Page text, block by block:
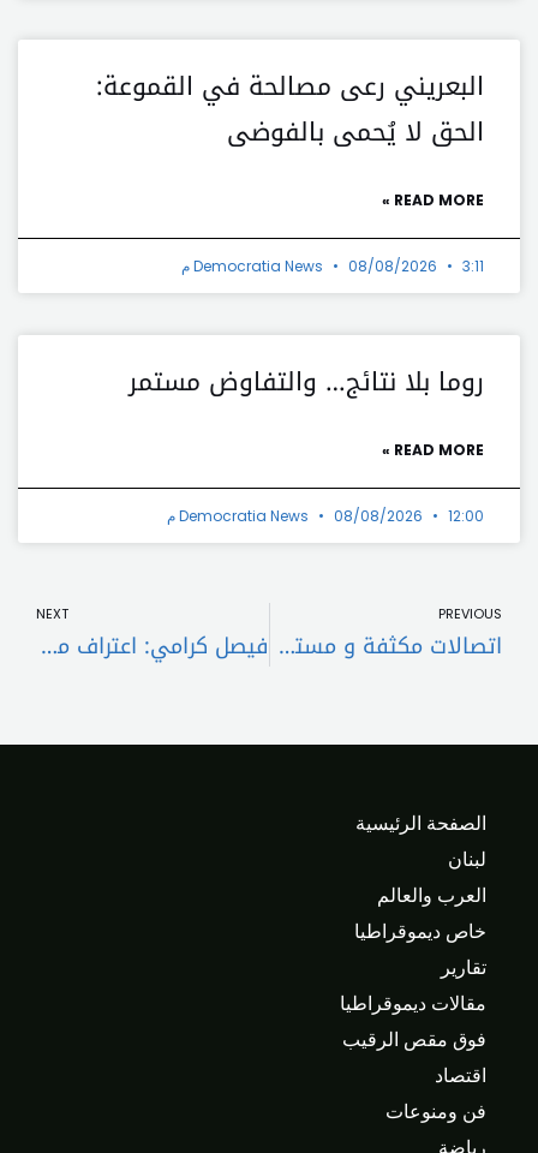
البعريني رعى مصالحة في القموعة:
الحق لا يُحمى بالفوضى
READ MORE »
Democratia News 08/08/2026 3:11 م
روما بلا نتائج… والتفاوض مستمر
READ MORE »
Democratia News 08/08/2026 12:00 م
PREVIOUS
اتصالات مكثفة و مستمرة للضغط على مفاوضات غير مباشرة بين واشنطن وطهران
NEXT
فيصل كرامي: اعتراف متأخر أم ازدواجية مواقف وتحقيق مصالح؟..
الصفحة الرئيسية
لبنان
العرب والعالم
خاص ديموقراطيا
تقارير
مقالات ديموقراطيا
فوق مقص الرقيب
اقتصاد
فن ومنوعات